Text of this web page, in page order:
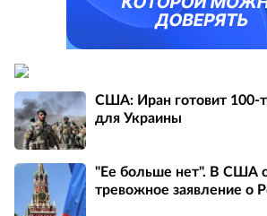
США: Иран готовит 100-
для Украины
"Ее больше нет". В США
тревожное заявление о